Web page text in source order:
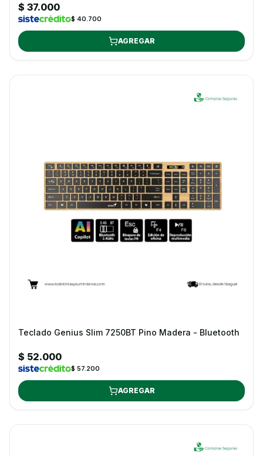
$ 37.000
$ 40.700
AGREGAR
Teclado Genius Slim 7250BT Pino Madera - Bluetooth
$ 52.000
$ 57.200
AGREGAR